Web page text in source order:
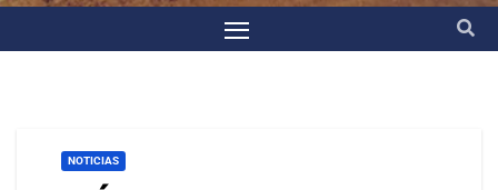
NOTICIAS